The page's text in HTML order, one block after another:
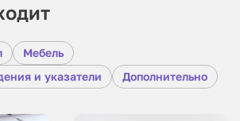
Мебель
и указатели
Дополнительно